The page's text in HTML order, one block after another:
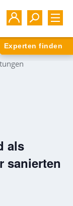
Experten finden
als
sanierten